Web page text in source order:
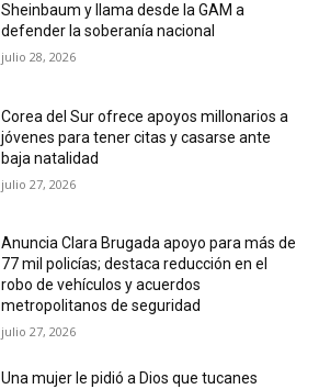
Sheinbaum y llama desde la GAM a
defender la soberanía nacional
julio 28, 2026
Corea del Sur ofrece apoyos millonarios a
jóvenes para tener citas y casarse ante
baja natalidad
julio 27, 2026
Anuncia Clara Brugada apoyo para más de
77 mil policías; destaca reducción en el
robo de vehículos y acuerdos
metropolitanos de seguridad
julio 27, 2026
Una mujer le pidió a Dios que tucanes